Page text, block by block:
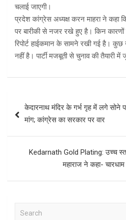
चलाई जाएगी।
प्रदेश कांग्रेस अध्यक्ष करन माहरा ने कहा
पर बारीकी से नजर रखे हुए है। किन कारणों
रिपोर्ट हाईकमान के सामने रखी गई है। कुछ
नहीं है। पार्टी मजबूती से चुनाव की तैयारी में
navigation
केदारनाथ मंदिर के गर्भ गृह में लगे सोने
मांग; कांग्रेस का सरकार पर वार
Kedarnath Gold Plating: उच्च
महाराज ने कहा-